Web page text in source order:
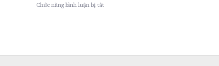
Châm
Nám
Chức năng bình luận bị tắtở
Trọng